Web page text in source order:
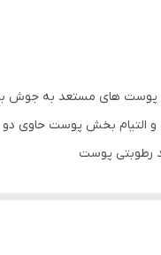
بخش پوست حاوی دو
رطوبتی پوست